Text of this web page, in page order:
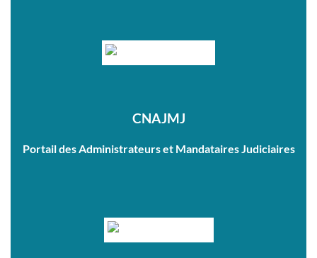
CNAJMJ
Portail des Administrateurs et Mandataires Judiciaires